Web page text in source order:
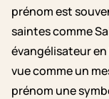
prénom est
saintes comme
évangélisateur
vue comme un
prénom une